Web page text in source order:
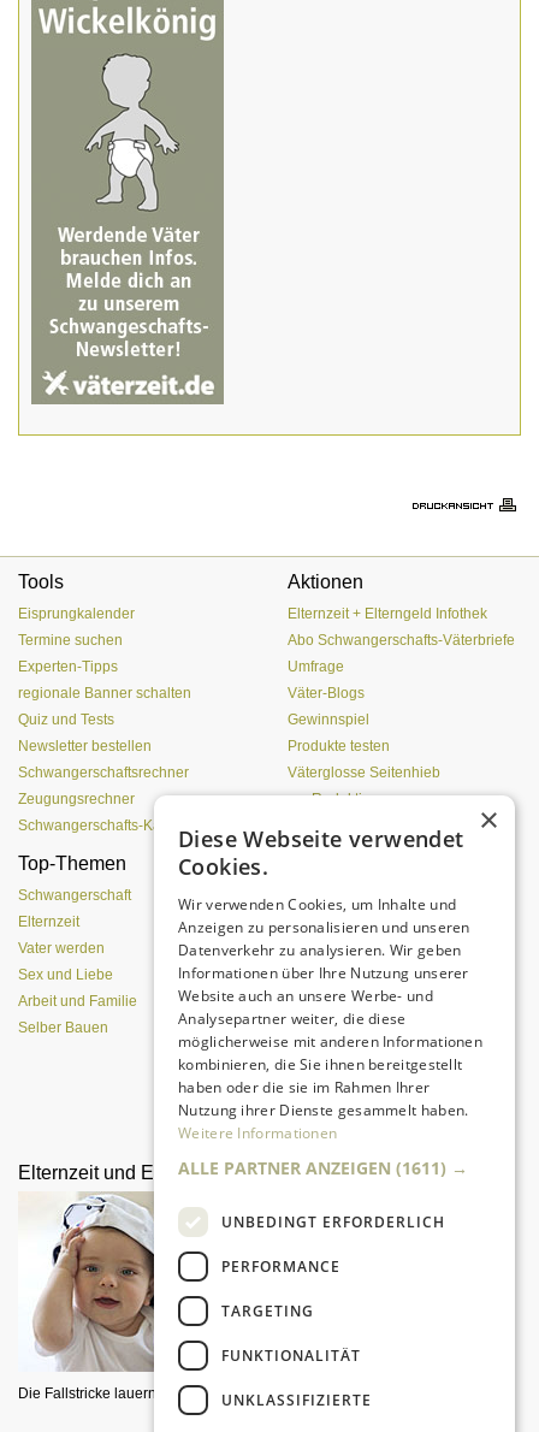
Tools
Eisprungkalender
Termine suchen
Experten-Tipps
regionale Banner schalten
Quiz und Tests
Newsletter bestellen
Schwangerschaftsrechner
Zeugungsrechner
Schwangerschafts-Kalender
Aktionen
Elternzeit + Elterngeld Infothek
Abo Schwangerschafts-Väterbriefe
Umfrage
Väter-Blogs
Gewinnspiel
Produkte testen
Väterglosse Seitenhieb
zur Redaktion
Top-Themen
Schwangerschaft
Elternzeit
Vater werden
Sex und Liebe
Arbeit und Familie
Selber Bauen
Alle Entwicklungsphasen im
Überblick
Elternzeit und Elterngeld
Die Fallstricke lauern im Detail.
Schreibende Wickelprofis
Thomas Gesterkamp lästert über
die Flut lustiger Ratgeber für Väter
×
Diese Webseite verwendet
Cookies.
Wir verwenden Cookies, um Inhalte und
Anzeigen zu personalisieren und unseren
Datenverkehr zu analysieren. Wir geben
Informationen über Ihre Nutzung unserer
Website auch an unsere Werbe- und
Analysepartner weiter, die diese
möglicherweise mit anderen Informationen
kombinieren, die Sie ihnen bereitgestellt
haben oder die sie im Rahmen Ihrer
Nutzung ihrer Dienste gesammelt haben.
Weitere Informationen
ALLE PARTNER ANZEIGEN (1611) →
UNBEDINGT ERFORDERLICH
PERFORMANCE
TARGETING
FUNKTIONALITÄT
UNKLASSIFIZIERTE